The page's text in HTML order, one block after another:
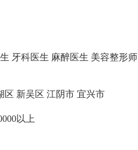
牙科医生 麻醉医生 美容整形师
区 新吴区 江阴市 宜兴市
以上